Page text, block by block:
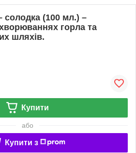
солодка (100 мл.) –
горла та
шляхів.
Купити
або
Купити з